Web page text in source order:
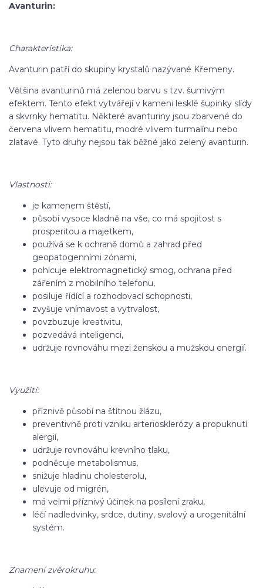
Avanturin:
Charakteristika:
Avanturin patří do skupiny krystalů nazývané Křemeny.
Většina avanturinů má zelenou barvu s tzv. šumivým
efektem. Tento efekt vytvářejí v kameni lesklé šupinky slídy
a skvrnky hematitu. Některé avanturiny jsou zbarvené do
červena vlivem hematitu, modré vlivem turmalínu nebo
zlatavé. Tyto druhy nejsou tak běžné jako zelený avanturin.
Vlastnosti:
je kamenem štěstí,
působí vysoce kladně na vše, co má spojitost s
prosperitou a majetkem,
používá se k ochraně domů a zahrad před
geopatogenními zónami,
pohlcuje elektromagnetický smog, ochrana před
zářením z mobilního telefonu,
posiluje řídící a rozhodovací schopnosti,
zvyšuje vnímavost a vytrvalost,
povzbuzuje kreativitu,
pozvedává inteligenci,
udržuje rovnováhu mezi ženskou a mužskou energií.
Využití:
příznivě působí na štítnou žlázu,
preventivně proti vzniku arteriosklerózy a propuknutí
alergií,
udržuje rovnováhu krevního tlaku,
podněcuje metabolismus,
snižuje hladinu cholesterolu,
ulevuje od migrén,
má velmi příznivý účinek na posílení zraku,
léčí nadledvinky, srdce, dutiny, svalový a urogenitální
systém.
Znamení zvěrokruhu: